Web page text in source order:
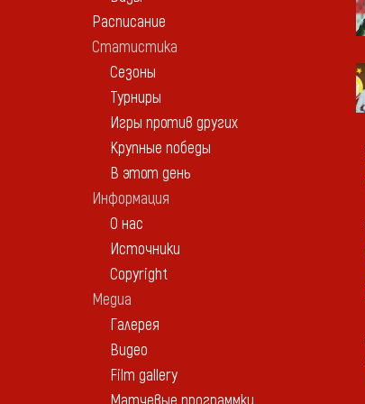
Расписание
Статистика
Сезоны
Турниры
Игры против других
Крупные победы
В этот день
Информация
О нас
Источники
Copyright
Медиа
Галерея
Видео
Film gallery